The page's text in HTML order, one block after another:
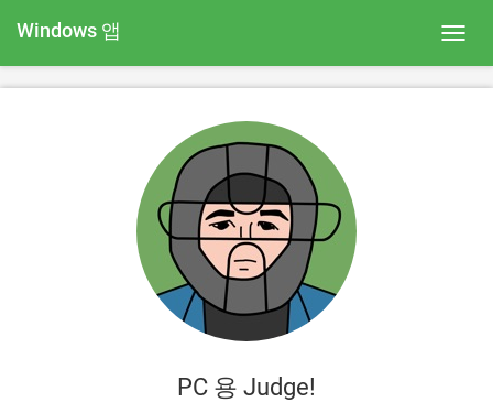
Windows 앱
PC 용 Judge!